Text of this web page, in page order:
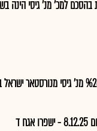
למכ' מנ' גיסי הינה
ד